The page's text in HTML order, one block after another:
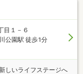
目１－６
公園駅 徒歩1分
しいライフステージへ